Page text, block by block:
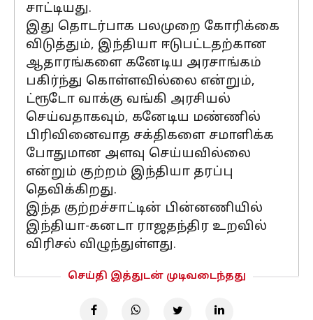
சாட்டியது.
இது தொடர்பாக பலமுறை கோரிக்கை
விடுத்தும், இந்தியா ஈடுபட்டதற்கான
ஆதாரங்களை கனேடிய அரசாங்கம்
பகிர்ந்து கொள்ளவில்லை என்றும்,
ட்ரூடோ வாக்கு வங்கி அரசியல்
செய்வதாகவும், கனேடிய மண்ணில்
பிரிவினைவாத சக்திகளை சமாளிக்க
போதுமான அளவு செய்யவில்லை
என்றும் குற்றம் இந்தியா தரப்பு
தெவிக்கிறது.
இந்த குற்றச்சாட்டின் பின்னணியில்
இந்தியா-கனடா ராஜதந்திர உறவில்
விரிசல் விழுந்துள்ளது.
செய்தி இத்துடன் முடிவடைந்தது